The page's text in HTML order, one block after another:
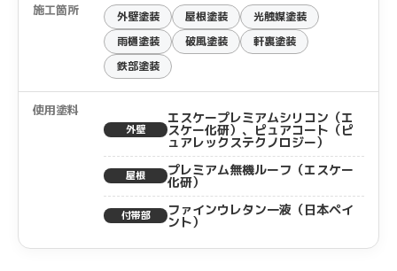
施工箇所 外壁塗装 屋根塗装
光触媒塗装
雨樋塗装
破風塗装
軒裏塗装
鉄部塗装
使用塗料
外壁
エスケープレミアムシリコン（エ
スケー化研）、ピュアコート（ピ
ュアレックステクノロジー）
屋根 プレミアム無機ルーフ（エスケー
化研）
付帯部 ファインウレタン一液（日本ペイ
ント）